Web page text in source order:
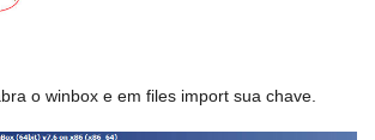
o winbox e em files import sua chave.